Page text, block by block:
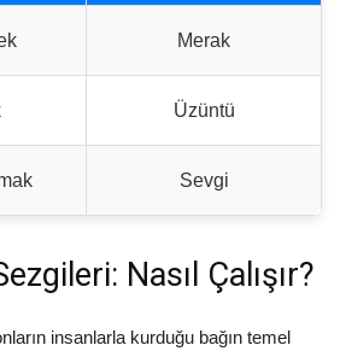
Merak
Üzüntü
Sevgi
Nasıl Çalışır?
insanlarla kurduğu bağın temel